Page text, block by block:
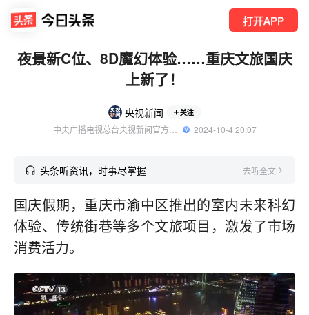
打开APP
夜景新C位、8D魔幻体验……重庆文旅国庆
上新了！
央视新闻 关注
  2024-10-4 20:07
头条听资讯，时事尽掌握 去听全文
国庆假期，重庆市渝中区推出的室内未来科幻
体验、传统街巷等多个文旅项目，激发了市场
消费活力。